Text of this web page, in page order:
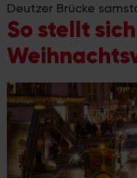
Deutzer Brücke
So stellt